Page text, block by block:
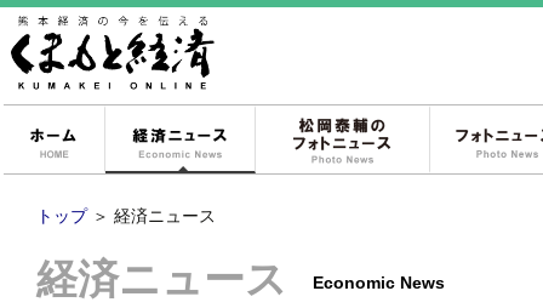
経済ニュース
トップ ＞ 経済ニュース
経済ニュース Economic News